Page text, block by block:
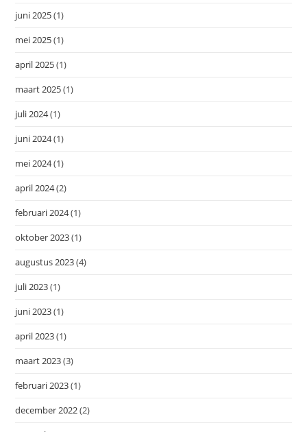
juni 2025(1)
mei 2025(1)
april 2025(1)
maart 2025(1)
juli 2024(1)
juni 2024(1)
mei 2024(1)
april 2024(2)
februari 2024(1)
oktober 2023(1)
augustus 2023(4)
juli 2023(1)
juni 2023(1)
april 2023(1)
maart 2023(3)
februari 2023(1)
december 2022(2)